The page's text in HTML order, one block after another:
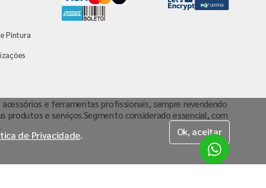
de Privacidade. Ok, aceitar
Pintura
e ferramentas profissionais, sempre revendendo
produtos e serviços.Segmento considerado essencial, com